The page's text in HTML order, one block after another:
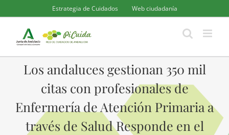
al
contenido
Estrategia de Cuidados Web ciudadanía
Los andaluces gestionan 350 mil
citas con profesionales de
Enfermería de Atención Primaria a
través de Salud Responde en el